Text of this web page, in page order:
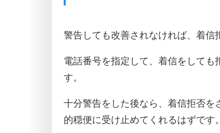
警告しても改善されなければ、着信
電話番号を指定して、着信をしても
す。
十分警告をした後なら、着信拒否
的穏便に受け止めてくれるはずです。